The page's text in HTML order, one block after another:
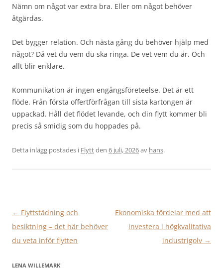
Nämn om något var extra bra. Eller om något behöver
åtgärdas.
Det bygger relation. Och nästa gång du behöver hjälp med
något? Då vet du vem du ska ringa. De vet vem du är. Och
allt blir enklare.
Kommunikation är ingen engångsföreteelse. Det är ett
flöde. Från första offertförfrågan till sista kartongen är
uppackad. Håll det flödet levande, och din flytt kommer bli
precis så smidig som du hoppades på.
Detta inlägg postades i Flyttden 6 juli, 2026av hans.
Inläggsnavigering
← Flyttstädning och
besiktning – det här behöver
du veta inför flytten
Ekonomiska fördelar med att
investera i högkvalitativa
industrigolv →
LENA WILLEMARK